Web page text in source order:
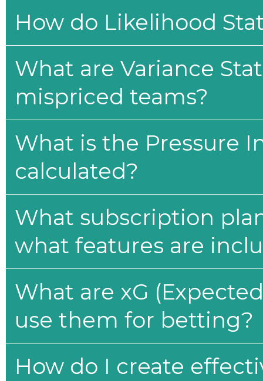
How do Likelihood
What are Variance
mispriced teams?
What is the Pressure
calculated?
What subscription
what features are
What are xG
use them for betting?
How do I create